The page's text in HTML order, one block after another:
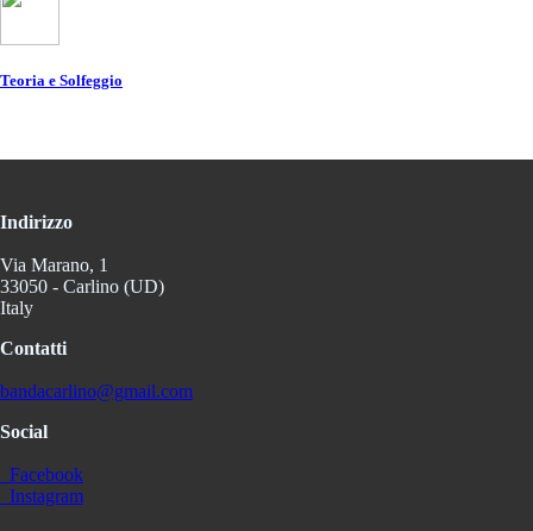
Teoria e Solfeggio
Indirizzo
Via Marano, 1
33050 - Carlino (UD)
Italy
Contatti
bandacarlino@gmail.com
Social
Facebook
Instagram